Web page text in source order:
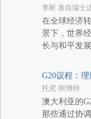
李昕 发自瑞士
在全球经济
景下，世界
长与和平发
G20议程：
托尼·阿博特
澳大利亚的
那些通过协